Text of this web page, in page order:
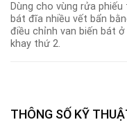
Dùng cho vùng rửa phiếu
bát đĩa nhiều vết bẩn
điều chỉnh van biến bát
khay thứ 2.
THÔNG SỐ KỸ